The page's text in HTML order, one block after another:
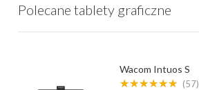
Polecane tablety graficzne
Wacom Intuos S
★★★★★★ (57)